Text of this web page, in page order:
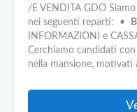
/E VENDITA GDO
nei seguenti reparti: •
INFORMAZIONI e
Cerchiamo candidati
nella mansione, motivati